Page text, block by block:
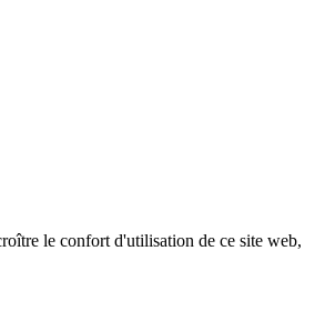
le confort d'utilisation de ce site web,